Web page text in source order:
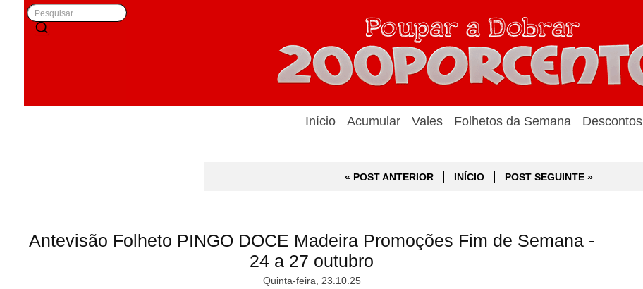
Início Acumular Vales Folhetos da Semana Descontos
« POST ANTERIOR INÍCIO POST SEGUINTE »
Antevisão Folheto PINGO DOCE Madeira Promoções Fim de Semana -
24 a 27 outubro
Quinta-feira, 23.10.25